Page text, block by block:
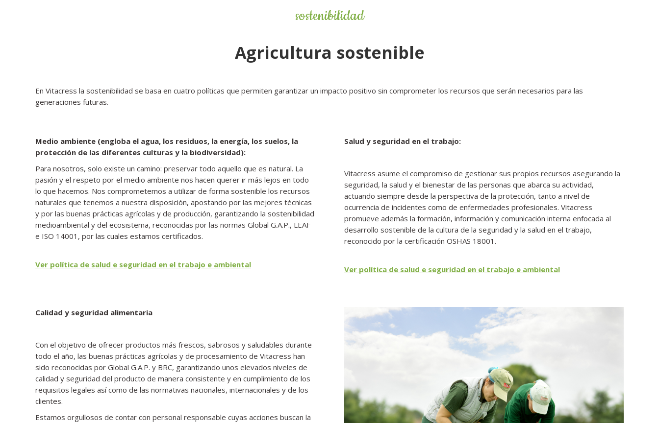
sostenibilidad
Agricultura sostenible
En Vitacress la sostenibilidad se basa en cuatro políticas que permiten garantizar un impacto positivo sin comprometer los recursos que serán necesarios para las
generaciones futuras.
Medio ambiente (engloba el agua, los residuos, la energía, los suelos, la
protección de las diferentes culturas y la biodiversidad):
Para nosotros, solo existe un camino: preservar todo aquello que es natural. La
pasión y el respeto por el medio ambiente nos hacen querer ir más lejos en todo
lo que hacemos. Nos comprometemos a utilizar de forma sostenible los recursos
naturales que tenemos a nuestra disposición, apostando por las mejores técnicas
y por las buenas prácticas agrícolas y de producción, garantizando la sostenibilidad
medioambiental y del ecosistema, reconocidas por las normas Global G.A.P., LEAF
e ISO 14001, por las cuales estamos certificados.
Ver política de salud e seguridad en el trabajo e ambiental
Salud y seguridad en el trabajo:
Vitacress asume el compromiso de gestionar sus propios recursos asegurando la
seguridad, la salud y el bienestar de las personas que abarca su actividad,
actuando siempre desde la perspectiva de la protección, tanto a nivel de
ocurrencia de incidentes como de enfermedades profesionales. Vitacress
promueve además la formación, información y comunicación interna enfocada al
desarrollo sostenible de la cultura de la seguridad y la salud en el trabajo,
reconocido por la certificación OSHAS 18001.
Ver política de salud e seguridad en el trabajo e ambiental
Calidad y seguridad alimentaria
Con el objetivo de ofrecer productos más frescos, sabrosos y saludables durante
todo el año, las buenas prácticas agrícolas y de procesamiento de Vitacress han
sido reconocidas por Global G.A.P. y BRC, garantizando unos elevados niveles de
calidad y seguridad del producto de manera consistente y en cumplimiento de los
requisitos legales así como de las normativas nacionales, internacionales y de los
clientes.
Estamos orgullosos de contar con personal responsable cuyas acciones buscan la